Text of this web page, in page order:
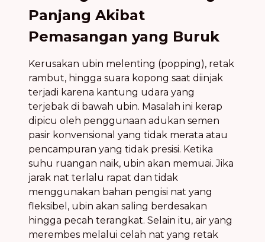
Panjang Akibat
Pemasangan yang Buruk
Kerusakan ubin melenting (popping), retak
rambut, hingga suara kopong saat diinjak
terjadi karena kantung udara yang
terjebak di bawah ubin. Masalah ini kerap
dipicu oleh penggunaan adukan semen
pasir konvensional yang tidak merata atau
pencampuran yang tidak presisi. Ketika
suhu ruangan naik, ubin akan memuai. Jika
jarak nat terlalu rapat dan tidak
menggunakan bahan pengisi nat yang
fleksibel, ubin akan saling berdesakan
hingga pecah terangkat. Selain itu, air yang
merembes melalui celah nat yang retak